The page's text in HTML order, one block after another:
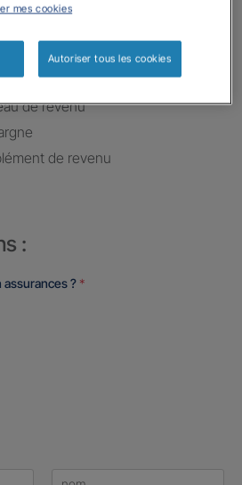
*
de revenu
de revenu
:
assurances ? *
mes cookies
Autoriser tous les cookies